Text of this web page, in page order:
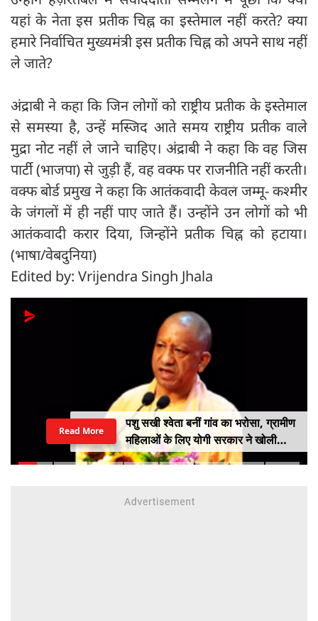
यहां के नेता इस प्रतीक चिह्न का इस्तेमाल नहीं करते? क्या
हमारे निर्वाचित मुख्यमंत्री इस प्रतीक चिह्न को अपने साथ नहीं
ले जाते?
अंद्राबी ने कहा कि जिन लोगों को राष्ट्रीय प्रतीक के इस्तेमाल
से समस्या है, उन्हें मस्जिद आते समय राष्ट्रीय प्रतीक वाले
मुद्रा नोट नहीं ले जाने चाहिए। अंद्राबी ने कहा कि वह जिस
पार्टी (भाजपा) से जुड़ी हैं, वह वक्फ पर राजनीति नहीं करती।
वक्फ बोर्ड प्रमुख ने कहा कि आतंकवादी केवल जम्मू- कश्मीर
के जंगलों में ही नहीं पाए जाते हैं। उन्होंने उन लोगों को भी
आतंकवादी करार दिया, जिन्होंने प्रतीक चिह्न को हटाया।
(भाषा/वेबदुनिया)
Edited by: Vrijendra Singh Jhala
पशु सखी श्वेता बनीं गांव का भरोसा, ग्रामीण
महिलाओं के लिए योगी सरकार ने खोली
आत्मनिर्भरता की राह
Read More